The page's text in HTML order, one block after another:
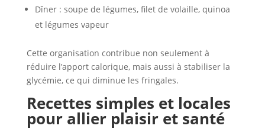
Dîner : soupe de légumes, filet de volaille, quinoa
et légumes vapeur
Cette organisation contribue non seulement à
réduire l’apport calorique, mais aussi à stabiliser la
glycémie, ce qui diminue les fringales.
Recettes simples et locales
pour allier plaisir et santé